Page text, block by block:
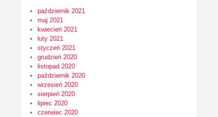
październik 2021
maj 2021
kwiecień 2021
luty 2021
styczeń 2021
grudzień 2020
listopad 2020
październik 2020
wrzesień 2020
sierpień 2020
lipiec 2020
czerwiec 2020